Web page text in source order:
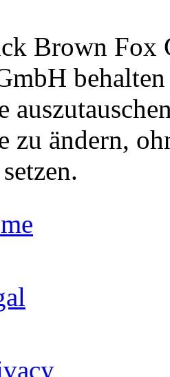
Brown Fox
zu ändern,